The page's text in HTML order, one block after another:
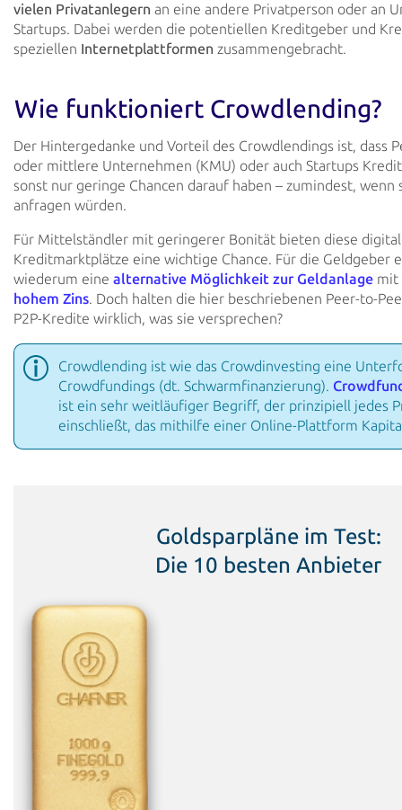
vielen Privatanlegern an eine andere Privatperson oder an
Startups. Dabei werden die potentiellen Kreditgeber und
speziellen Internetplattformen zusammengebracht.
Wie funktioniert Crowdlending?
Der Hintergedanke und Vorteil des Crowdlendings ist, dass
oder mittlere Unternehmen (KMU) oder auch Startups
sonst nur geringe Chancen darauf haben – zumindest, wenn
anfragen würden.
Für Mittelständler mit geringerer Bonität bieten diese
Kreditmarktplätze eine wichtige Chance. Für die Geldgeber
wiederum eine alternative Möglichkeit zur Geldanlage mit
hohem Zins. Doch halten die hier beschriebenen Peer-to-
P2P-Kredite wirklich, was sie versprechen?
Crowdlending ist wie das Crowdinvesting eine
Crowdfundings (dt. Schwarmfinanzierung).
ist ein sehr weitläufiger Begriff, der prinzipiell jedes
einschließt, das mithilfe einer Online-Plattform
Goldsparpläne im Test:
Die 10 besten Anbieter